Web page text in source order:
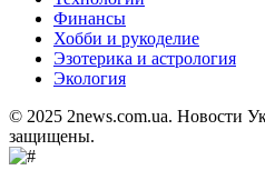
Финансы
Хобби и рукоделие
Эзотерика и астрология
Экология
© 2025 2news.com.ua. Новости
защищены.